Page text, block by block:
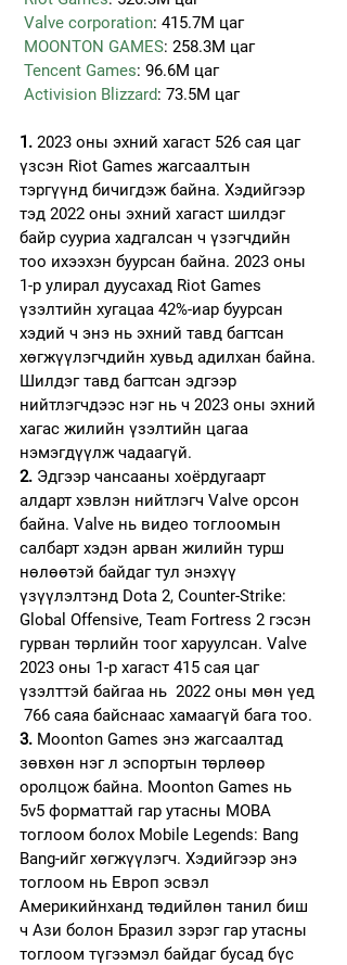
Valve corporation: 415.7M цаг
MOONTON GAMES: 258.3M цаг
Tencent Games: 96.6M цаг
Activision Blizzard: 73.5M цаг
1. 2023 оны эхний хагаст 526 сая цаг
үзсэн Riot Games жагсаалтын
тэргүүнд бичигдэж байна. Хэдийгээр
тэд 2022 оны эхний хагаст шилдэг
байр сууриа хадгалсан ч үзэгчдийн
тоо ихээхэн буурсан байна. 2023 оны
1-р улирал дуусахад Riot Games
үзэлтийн хугацаа 42%-иар буурсан
хэдий ч энэ нь эхний тавд багтсан
хөгжүүлэгчдийн хувьд адилхан байна.
Шилдэг тавд багтсан эдгээр
нийтлэгчдээс нэг нь ч 2023 оны эхний
хагас жилийн үзэлтийн цагаа
нэмэгдүүлж чадаагүй.
2. Эдгээр чансааны хоёрдугаарт
алдарт хэвлэн нийтлэгч Valve орсон
байна. Valve нь видео тоглоомын
салбарт хэдэн арван жилийн турш
нөлөөтэй байдаг тул энэхүү
үзүүлэлтэнд Dota 2, Counter-Strike:
Global Offensive, Team Fortress 2 гэсэн
гурван төрлийн тоог харуулсан. Valve
2023 оны 1-р хагаст 415 сая цаг
үзэлттэй байгаа нь  2022 оны мөн үед
766 саяа байснаас хамаагүй бага тоо.
3. Moonton Games энэ жагсаалтад
зөвхөн нэг л эспортын төрлөөр
оролцож байна. Moonton Games нь
5v5 форматтай гар утасны MOBA
тоглоом болох Mobile Legends: Bang
Bang-ийг хөгжүүлэгч. Хэдийгээр энэ
тоглоом нь Европ эсвэл
Америкийнханд төдийлөн танил биш
ч Ази болон Бразил зэрэг гар утасны
тоглоом түгээмэл байдаг бусад бүс